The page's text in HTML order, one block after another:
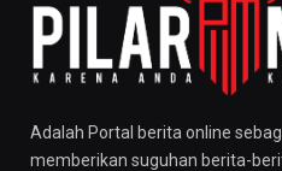
Adalah Portal berita online
memberikan suguhan berita-